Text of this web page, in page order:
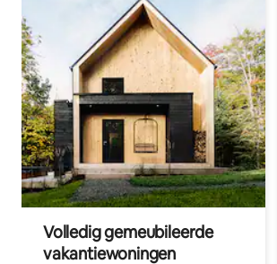
Volledig gemeubileerde
vakantiewoningen